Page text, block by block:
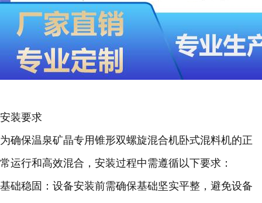
安装要求
为确保温泉矿晶专用锥形双螺旋混合机卧式混料机的正
常运行和高效混合，安装过程中需遵循以下要求：
基础稳固 ：设备安装前需确保基础坚实平整，避免设备